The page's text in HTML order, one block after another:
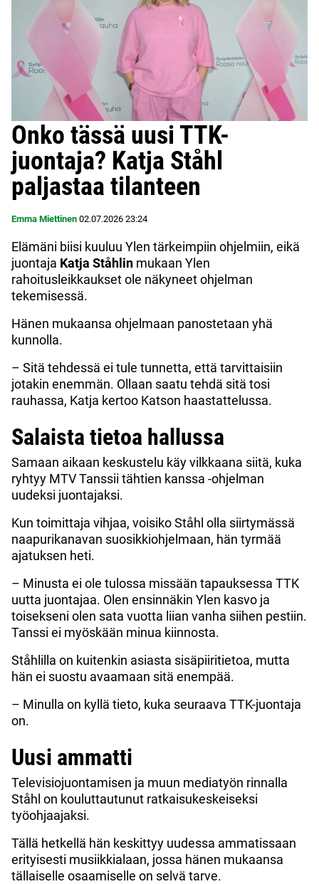
Onko tässä uusi TTK-
juontaja? Katja Ståhl
paljastaa tilanteen
Emma Miettinen 02.07.2026 23:24
Elämäni biisi kuuluu Ylen tärkeimpiin ohjelmiin, eikä
juontaja Katja Ståhlin mukaan Ylen
rahoitusleikkaukset ole näkyneet ohjelman
tekemisessä.
Hänen mukaansa ohjelmaan panostetaan yhä
kunnolla.
– Sitä tehdessä ei tule tunnetta, että tarvittaisiin
jotakin enemmän. Ollaan saatu tehdä sitä tosi
rauhassa, Katja kertoo Katson haastattelussa.
Salaista tietoa hallussa
Samaan aikaan keskustelu käy vilkkaana siitä, kuka
ryhtyy MTV Tanssii tähtien kanssa -ohjelman
uudeksi juontajaksi.
Kun toimittaja vihjaa, voisiko Ståhl olla siirtymässä
naapurikanavan suosikkiohjelmaan, hän tyrmää
ajatuksen heti.
– Minusta ei ole tulossa missään tapauksessa TTK
uutta juontajaa. Olen ensinnäkin Ylen kasvo ja
toisekseni olen sata vuotta liian vanha siihen pestiin.
Tanssi ei myöskään minua kiinnosta.
Ståhlilla on kuitenkin asiasta sisäpiiritietoa, mutta
hän ei suostu avaamaan sitä enempää.
– Minulla on kyllä tieto, kuka seuraava TTK-juontaja
on.
Uusi ammatti
Televisiojuontamisen ja muun mediatyön rinnalla
Ståhl on kouluttautunut ratkaisukeskeiseksi
työohjaajaksi.
Tällä hetkellä hän keskittyy uudessa ammatissaan
erityisesti musiikkialaan, jossa hänen mukaansa
tällaiselle osaamiselle on selvä tarve.